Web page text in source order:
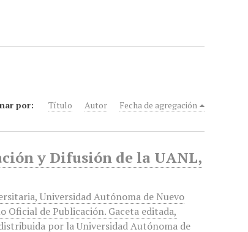
por: Título Autor Fecha de agregación
y Difusión de la UANL,
Universidad Autónoma de Nuevo
Oficial de Publicación. Gaceta editada,
por la Universidad Autónoma de